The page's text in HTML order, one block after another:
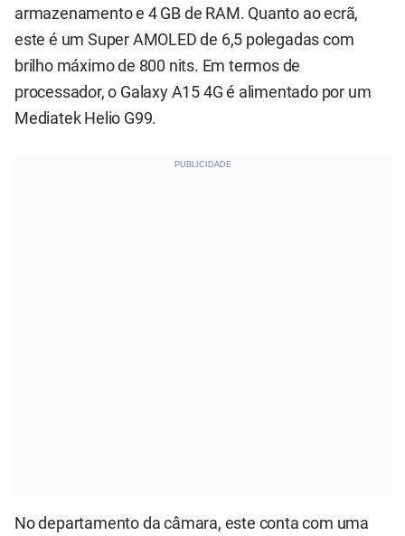
armazenamento e 4 GB de RAM. Quanto ao ecrã,
este é um Super AMOLED de 6,5 polegadas com
brilho máximo de 800 nits. Em termos de
processador, o Galaxy A15 4G é alimentado por um
Mediatek Helio G99.
No departamento da câmara, este conta com uma